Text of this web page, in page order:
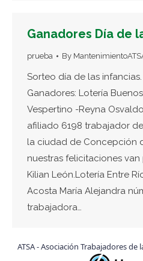
Ganadores Día de
prueba By
Sorteo día de las
Ganadores: Lotería
Vespertino -Reyna
afiliado 6198 trabajador
la ciudad de Concepción
nuestras felicitaciones
Kilian León.Lotería Entre
Acosta María Alejandra
trabajadora…
ATSA - Asociación Trabajadores